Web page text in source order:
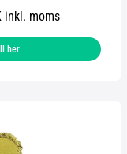
inkl. moms
her